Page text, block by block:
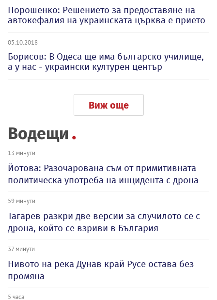
Порошенко: Решението за предоставяне на
автокефалия на украинската църква е прието
05.10.2018
Борисов: В Одеса ще има българско училище,
а у нас - украински културен център
Виж още
Водещи
13 минути
Йотова: Разочарована съм от примитивната
политическа употреба на инцидента с дрона
59 минути
Тагарев разкри две версии за случилото се с
дрона, който се взриви в България
37 минути
Нивото на река Дунав край Русе остава без
промяна
5 часа